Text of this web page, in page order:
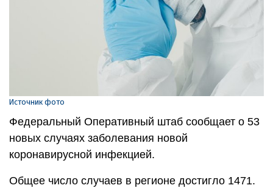
Источник фото
Федеральный Оперативный штаб сообщает о 53
новых случаях заболевания новой
коронавирусной инфекцией.
Общее число случаев в регионе достигло 1471.